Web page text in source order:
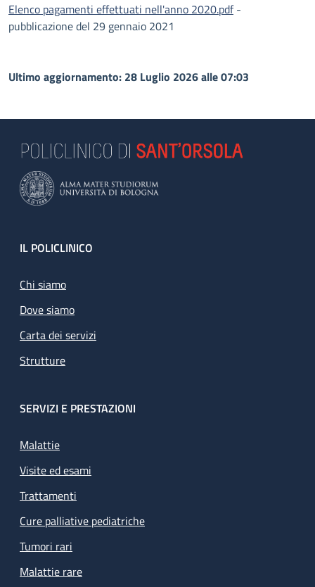
Elenco pagamenti effettuati nell'anno 2020.pdf-
pubblicazione del 29 gennaio 2021
Ultimo aggiornamento: 28 Luglio 2026 alle 07:03
Footer
IL POLICLINICO
Chi siamo
Dove siamo
Carta dei servizi
Strutture
SERVIZI E PRESTAZIONI
Malattie
Visite ed esami
Trattamenti
Cure palliative pediatriche
Tumori rari
Malattie rare